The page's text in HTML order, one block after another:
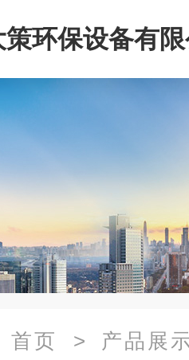
策环保设备有
首页 > 产品展